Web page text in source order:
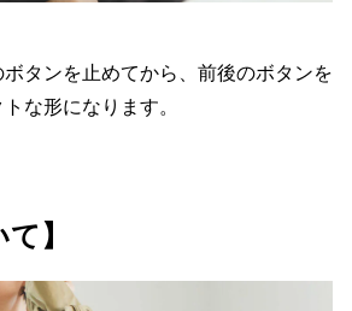
タンを止めてから、前後のボタンを
な形になります。
】